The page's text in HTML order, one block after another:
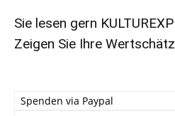
Sie lesen gern
Zeigen Sie Ihre
Spenden via Paypal